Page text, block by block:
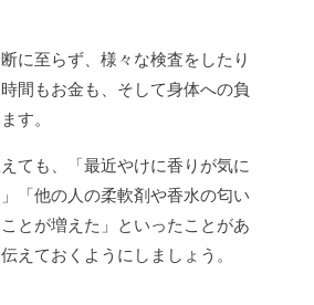
に至らず、様々な検査をしたり
間もお金も、そして身体への負
す。
ても、「最近やけに香りが気に
「他の人の柔軟剤や香水の匂い
とが増えた」といったことがあ
えておくようにしましょう。